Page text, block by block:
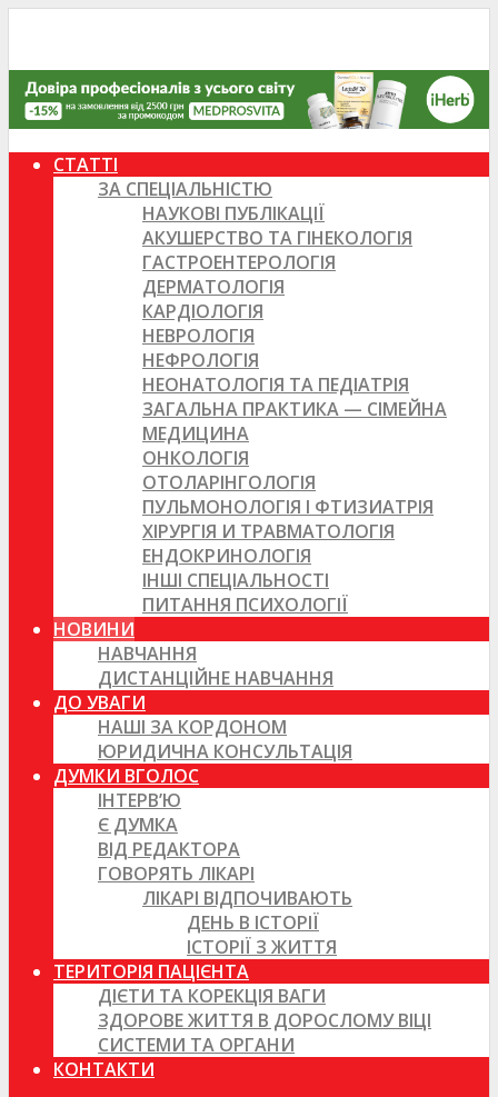
СТАТТІ
ЗА СПЕЦІАЛЬНІСТЮ
НАУКОВІ ПУБЛІКАЦІЇ
АКУШЕРСТВО ТА ГІНЕКОЛОГІЯ
ГАСТРОЕНТЕРОЛОГІЯ
ДЕРМАТОЛОГІЯ
КАРДІОЛОГІЯ
НЕВРОЛОГІЯ
НЕФРОЛОГІЯ
НЕОНАТОЛОГІЯ ТА ПЕДІАТРІЯ
ЗАГАЛЬНА ПРАКТИКА — СІМЕЙНА
МЕДИЦИНА
ОНКОЛОГІЯ
ОТОЛАРІНГОЛОГІЯ
ПУЛЬМОНОЛОГІЯ І ФТИЗИАТРІЯ
ХІРУРГІЯ И ТРАВМАТОЛОГІЯ
ЕНДОКРИНОЛОГІЯ
ІНШІ СПЕЦІАЛЬНОСТІ
ПИТАННЯ ПСИХОЛОГІЇ
НОВИНИ
НАВЧАННЯ
ДИСТАНЦІЙНЕ НАВЧАННЯ
ДО УВАГИ
НАШІ ЗА КОРДОНОМ
ЮРИДИЧНА КОНСУЛЬТАЦІЯ
ДУМКИ ВГОЛОС
ІНТЕРВ’Ю
Є ДУМКА
ВІД РЕДАКТОРА
ГОВОРЯТЬ ЛІКАРІ
ЛІКАРІ ВІДПОЧИВАЮТЬ
ДЕНЬ В ІСТОРІЇ
ІСТОРІЇ З ЖИТТЯ
ТЕРИТОРІЯ ПАЦІЄНТА
ДІЄТИ ТА КОРЕКЦІЯ ВАГИ
ЗДОРОВЕ ЖИТТЯ В ДОРОСЛОМУ ВІЦІ
СИСТЕМИ ТА ОРГАНИ
КОНТАКТИ